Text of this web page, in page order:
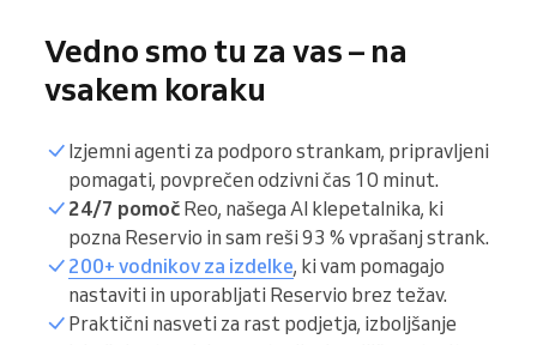
Vedno smo tu za vas – na
vsakem koraku
Izjemni agenti za podporo strankam, pripravljeni
pomagati, povprečen odzivni čas 10 minut.
24/7 pomoč Reo, našega AI klepetalnika, ki
pozna Reservio in sam reši 93 % vprašanj strank.
200+ vodnikov za izdelke, ki vam pomagajo
nastaviti in uporabljati Reservio brez težav.
Praktični nasveti za rast podjetja, izboljšanje